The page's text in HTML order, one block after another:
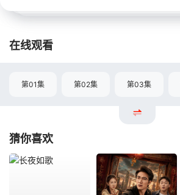
在线观看
第01集 第02集 第03集
猜你喜欢